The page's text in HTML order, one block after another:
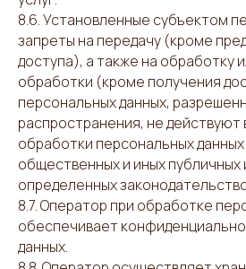
8.6. Установленные субъектом
запреты на передачу (кроме
доступа), а также на обработку
обработки (кроме получения
персональных данных,
распространения, не действуют
обработки персональных данных
общественных и иных публичных
определенных
8.7. Оператор при обработке
обеспечивает
данных.